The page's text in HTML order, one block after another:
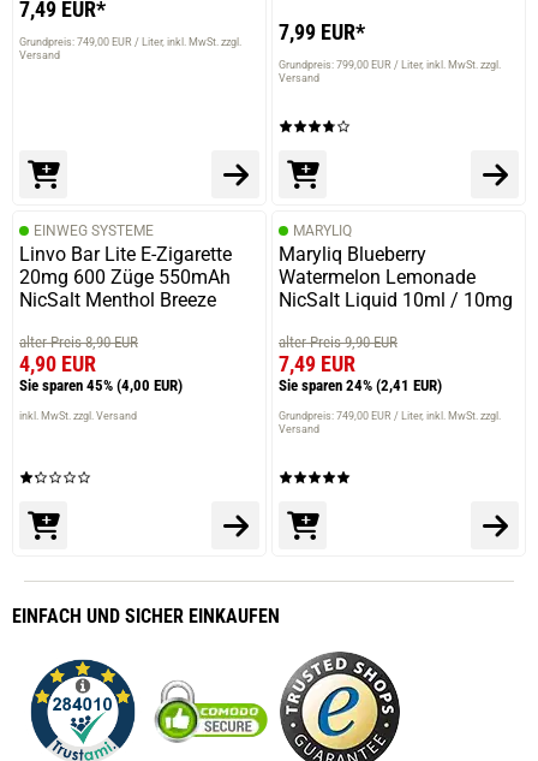
7,49 EUR*
Grundpreis: 749,00 EUR / Liter inkl. MwSt. zzgl.
Versand
7,99 EUR*
Grundpreis: 799,00 EUR / Liter inkl. MwSt. zzgl.
Versand
EINWEG SYSTEME
Linvo Bar Lite E-Zigarette
20mg 600 Züge 550mAh
NicSalt Menthol Breeze
alter Preis 8,90 EUR
4,90 EUR
Sie sparen 45% (4,00 EUR)
inkl. MwSt. zzgl. Versand
MARYLIQ
Maryliq Blueberry
Watermelon Lemonade
NicSalt Liquid 10ml / 10mg
alter Preis 9,90 EUR
7,49 EUR
Sie sparen 24% (2,41 EUR)
Grundpreis: 749,00 EUR / Liter inkl. MwSt. zzgl.
Versand
EINFACH UND SICHER EINKAUFEN